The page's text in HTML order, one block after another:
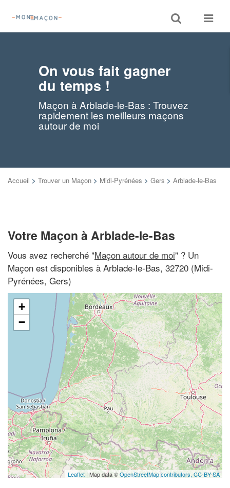
Toggle
search
Toggle
On vous fait gagner
du temps !
Maçon à Arblade-le-Bas : Trouvez
rapidement les meilleurs maçons
autour de moi
Accueil > Trouver un Maçon > Midi-Pyrénées > Gers > Arblade-le-Bas
Votre Maçon à Arblade-le-Bas
Vous avez recherché "Maçon autour de moi" ? Un
Maçon est disponibles à Arblade-le-Bas, 32720 (Midi-
Pyrénées, Gers)
+
−
Leaflet | Map data ©OpenStreetMap contributors, CC-BY-SA